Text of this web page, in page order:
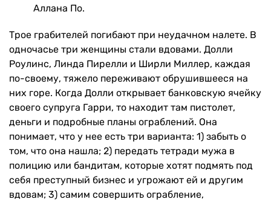
Аллана По.
Трое грабителей погибают при неудачном налете. В
одночасье три женщины стали вдовами. Долли
Роулинс, Линда Пирелли и Ширли Миллер, каждая
по-своему, тяжело переживают обрушившееся на
них горе. Когда Долли открывает банковскую ячейку
своего супруга Гарри, то находит там пистолет,
деньги и подробные планы ограблений. Она
понимает, что у нее есть три варианта: 1) забыть о
том, что она нашла; 2) передать тетради мужа в
полицию или бандитам, которые хотят подмять под
себя преступный бизнес и угрожают ей и другим
вдовам; 3) самим совершить ограбление,